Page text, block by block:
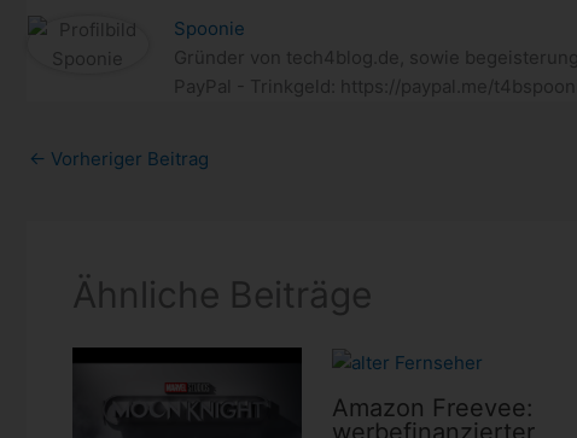
Spoonie
Gründer von tech4blog.de, sowie
PayPal - Trinkgeld: https://paypal.me/
← Vorheriger Beitrag
Ähnliche Beiträge
Amazon Freevee: